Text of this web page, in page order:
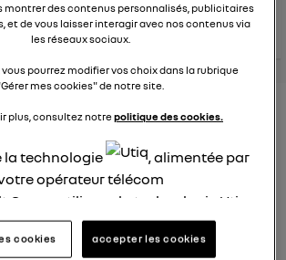
consultez les
conseils
similaires
voir tous les
conseils
modèle électrique
13:26
modèle électrique Renault cette
montrer des contenus personnalisés, publicitaires
et de vous laisser interagir avec nos contenus via
les réseaux sociaux.
pourrez modifier vos choix dans la rubrique
mes cookies" de notre site.
plus, consultez notrepolitique des cookies.
la technologie
, alimentée par
opérateur télécom
Group, utilisons la technologie Utiq
digitales (telles que décrites
notice de consentement) et liées à
cookies accepter les cookies